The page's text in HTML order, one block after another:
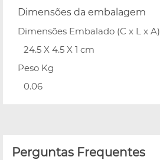
Dimensões da embalagem
Dimensões Embalado (C x L x A)
24.5 X 4.5 X 1 cm
Peso Kg
0.06
Perguntas Frequentes